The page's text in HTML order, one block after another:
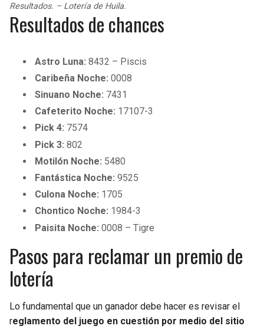
Resultados. – Lotería de Huila.
Resultados de chances
Astro Luna: 8432 – Piscis
Caribeña Noche: 0008
Sinuano Noche: 7431
Cafeterito Noche: 17107-3
Pick 4: 7574
Pick 3: 802
Motilón Noche: 5480
Fantástica Noche: 9525
Culona Noche: 1705
Chontico Noche: 1984-3
Paisita Noche: 0008 – Tigre
Pasos para reclamar un premio de
lotería
Lo fundamental que un ganador debe hacer es revisar el
reglamento del juego en cuestión por medio del sitio